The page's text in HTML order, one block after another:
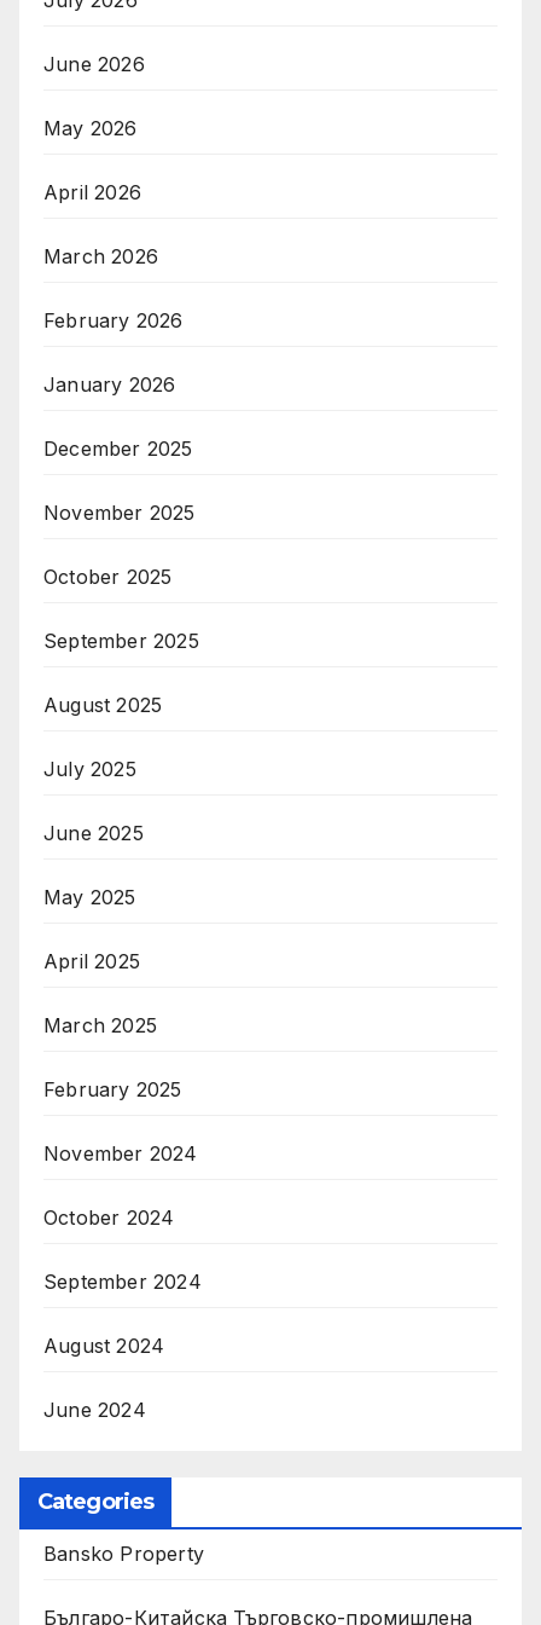
June 2026
May 2026
April 2026
March 2026
February 2026
January 2026
December 2025
November 2025
October 2025
September 2025
August 2025
July 2025
June 2025
May 2025
April 2025
March 2025
February 2025
November 2024
October 2024
September 2024
August 2024
June 2024
Categories
Bansko Property
Българо-Китайска Търговско-промишлена